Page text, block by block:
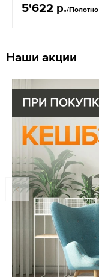
5'622 р./Полотно
Наши акции